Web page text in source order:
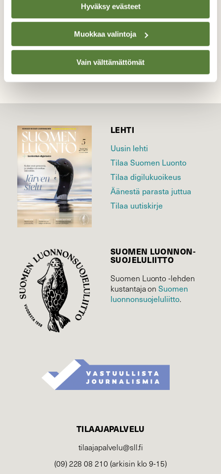
Hyväksy evästeet
Muokkaa valintoja
Vain välttämättömät
TAKAISIN LISTAAN
LEHTI
Uusin lehti
Tilaa Suomen Luonto
Tilaa digilukuoikeus
Äänestä parasta juttua
Tilaa uutiskirje
SUOMEN LUONNON­
SUOJELU­LIITTO
Suomen Luonto -lehden
kustantaja onSuomen
luonnonsuojelu­liitto.
TILAAJAPALVELU
tilaajapalvelu@sll.fi
(09) 228 08 210 (arkisin klo 9-15)